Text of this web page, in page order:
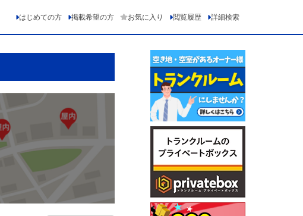
はじめての方 掲載希望の方 お気に入り 閲覧履歴 詳細検索